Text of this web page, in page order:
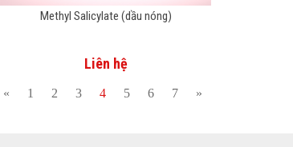
Methyl Salicylate (dầu nóng)
Liên hệ
« 1 2 3 4 5 6 7 »